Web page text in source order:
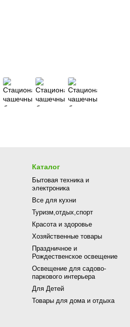
Каталог
Бытовая техника и
электроника
Все для кухни
Туризм,отдых,спорт
Красота и здоровье
Хозяйственные товары
Праздничное и
Рождественское освещение
Освещение для садово-
паркового интерьера
Для Детей
Товары для дома и отдыха